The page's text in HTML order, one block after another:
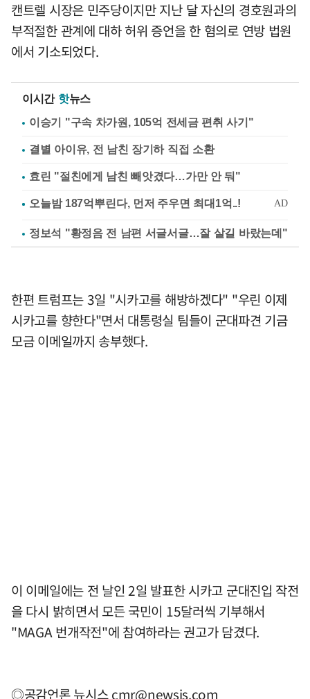
캔트렐 시장은 민주당이지만 지난 달 자신의 경호원과의
부적절한 관계에 대하 허위 증언을 한 혐의로 연방 법원
에서 기소되었다.
이시간 핫뉴스
이승기 "구속 차가원, 105억 전세금 편취 사기"
결별 아이유, 전 남친 장기하 직접 소환
효린 "절친에게 남친 빼앗겼다…가만 안 둬"
정보석 "황정음 전 남편 서글서글…잘 살길 바랐는데"
한편 트럼프는 3일 "시카고를 해방하겠다" "우린 이제
시카고를 향한다"면서 대통령실 팀들이 군대파견 기금
모금 이메일까지 송부했다.
이 이메일에는 전 날인 2일 발표한 시카고 군대진입 작전
을 다시 밝히면서 모든 국민이 15달러씩 기부해서
"MAGA 번개작전"에 참여하라는 권고가 담겼다.
◎공감언론 뉴시스cmr@newsis.com